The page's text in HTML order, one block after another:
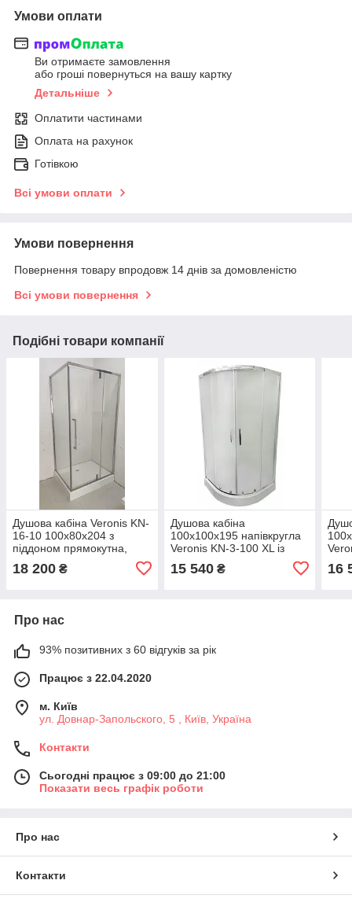
Умови оплати
Ви отримаєте замовлення
або гроші повернуться на вашу картку
Детальніше
Оплатити частинами
Оплата на рахунок
Готівкою
Всі умови оплати
Умови повернення
Повернення товару впродовж 14 днів за домовленістю
Всі умови повернення
Подібні товари компанії
Душова кабіна Veronis KN-
16-10 100х80х204 з
піддоном прямокутна,
прозоре загартоване скло
8 мм, хромований
18 200 ₴
Душова кабіна
100х100х195 напівкругла
Veronis KN-3-100 XL із
матового загартованого
скла 5 мм, хромований
15 540₴ 16
Про нас
93% позитивних з 60 відгуків за рік
Працює з 22.04.2020
м. Київ
ул. Довнар-Запольского, 5 , Київ, Україна
Контакти
Сьогодні працює з 09:00 до 21:00
Показати весь графік роботи
Про нас
Контакти